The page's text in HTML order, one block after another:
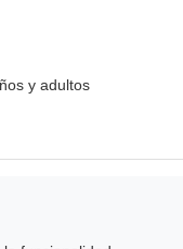
y adultos